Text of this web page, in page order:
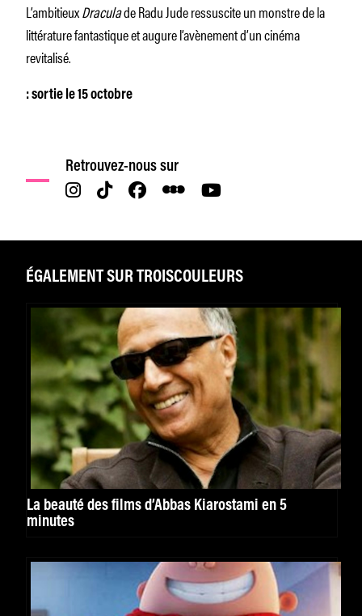
L’ambitieuxDraculade Radu Jude ressuscite un monstre de la
littérature fantastique et augure l’avènement d’un cinéma
revitalisé.
: sortie le 15 octobre
Retrouvez-nous sur
ÉGALEMENT SUR TROISCOULEURS
La beauté des films d’Abbas Kiarostami en 5
minutes